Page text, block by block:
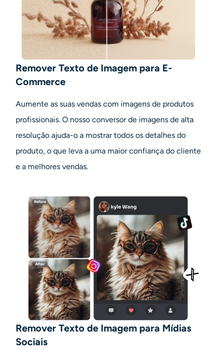
Remover Texto de Imagem para E-
Commerce
Aumente as suas vendas com imagens de produtos
profissionais. O nosso conversor de imagens de alta
resolução ajuda-o a mostrar todos os detalhes do
produto, o que leva a uma maior confiança do cliente
e a melhores vendas.
Remover Texto de Imagem para Mídias
Sociais